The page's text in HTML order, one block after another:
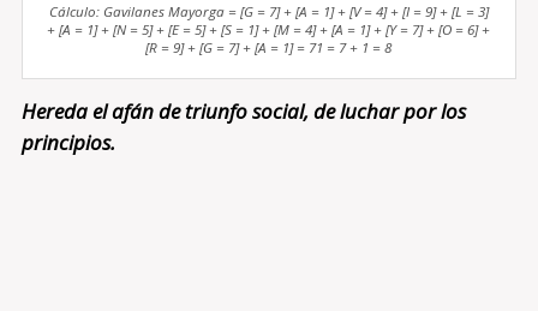
Cálculo: Gavilanes Mayorga = [G = 7] + [A = 1] + [V = 4] + [I = 9] + [L = 3]
+ [A = 1] + [N = 5] + [E = 5] + [S = 1] + [M = 4] + [A = 1] + [Y = 7] + [O = 6] +
[R = 9] + [G = 7] + [A = 1] = 71 = 7 + 1 = 8
Hereda el afán de triunfo social, de luchar por los
principios.